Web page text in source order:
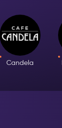
Candela